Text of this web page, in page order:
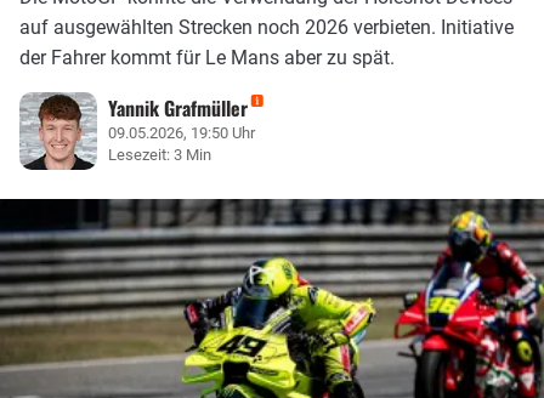
auf ausgewählten Strecken noch 2026 verbieten. Initiative
der Fahrer kommt für Le Mans aber zu spät.
Yannik Grafmüller
09.05.2026, 19:50 Uhr
Lesezeit: 3 Min